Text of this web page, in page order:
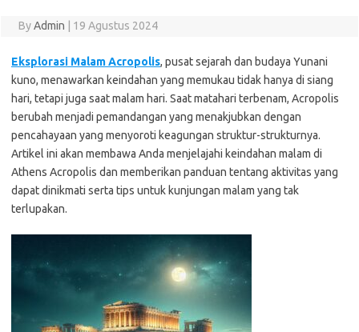
ByAdmin 19 Agustus 2024
Eksplorasi Malam Acropolis, pusat sejarah dan budaya Yunani
kuno, menawarkan keindahan yang memukau tidak hanya di siang
hari, tetapi juga saat malam hari. Saat matahari terbenam, Acropolis
berubah menjadi pemandangan yang menakjubkan dengan
pencahayaan yang menyoroti keagungan struktur-strukturnya.
Artikel ini akan membawa Anda menjelajahi keindahan malam di
Athens Acropolis dan memberikan panduan tentang aktivitas yang
dapat dinikmati serta tips untuk kunjungan malam yang tak
terlupakan.